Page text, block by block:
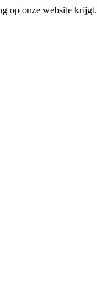
op onze website krijgt.